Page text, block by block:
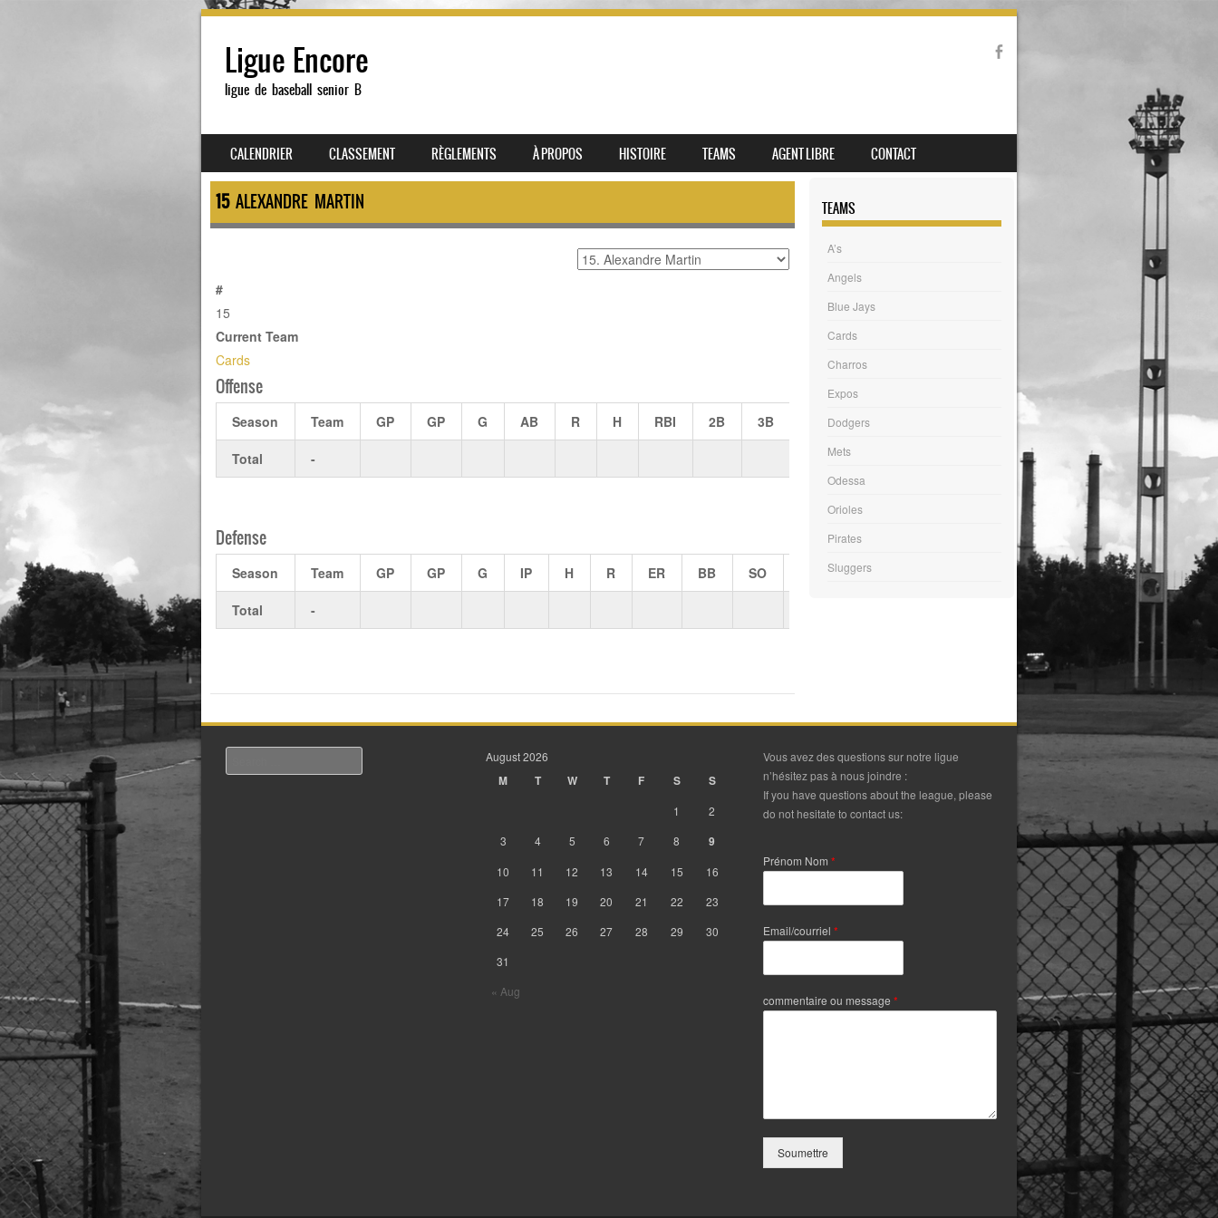
Ligue Encore
ligue de baseball senior B
MENU
SKIP TO CONTENT
CALENDRIER CLASSEMENT RÈGLEMENTS À PROPOS HISTOIRE TEAMS AGENT LIBRE CONTACT
15ALEXANDRE MARTIN
#
15
Current Team
Cards
Offense
Season Team GP GP G AB R H RBI 2B 3B BB
Total -
Defense
Season Team GP GP G IP H R ER BB SO AVG
Total -
TEAMS
A’s
Angels
Blue Jays
Cards
Charros
Expos
Dodgers
Mets
Odessa
Orioles
Pirates
Sluggers
August 2026
M T W T F S S
« Aug
1
2
3
4 5 6 7 8 9
10 11 12 13 14 15
16
17
18 19 20 21 22
23
24
25 26 27 28 29
30
31
Vous avez des questions sur notre ligue
n’hésitez pas à nous joindre :
If you have questions about the league, please
do not hesitate to contact us:
Prénom Nom*
Email/courriel*
commentaire ou message*
Soumettre